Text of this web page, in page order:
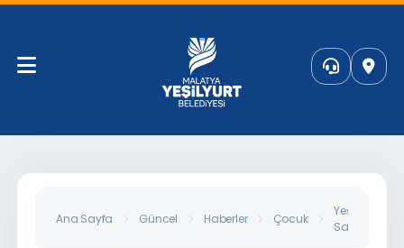
Ana Sayfa Güncel Haberler Çocuk
Yeşilyurt
Sahne Oldu